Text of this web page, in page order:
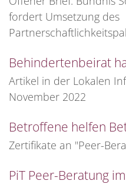
fordert Umsetzung des
Behindertenbeirat
Artikel in der Lokalen
November 2022
Betroffene helfen
Zertifikate an "Peer-
PiT Peer-Beratung